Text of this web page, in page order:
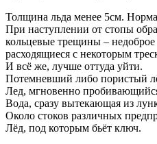
Толщина льда менее 5см.
При наступлении от стопы
кольцевые трещины –
расходящиеся с некоторым
И всё же, лучше оттуда уйти.
Потемневший либо пористый
Лед, мгновенно
Вода, сразу вытекающая из
Около стоков различных
Лёд, под которым бьёт ключ.